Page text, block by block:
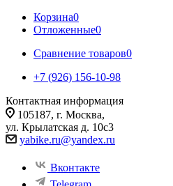
Корзина0
Отложенные0
Сравнение товаров0
+7 (926) 156-10-98
Контактная информация
105187, г. Москва,
ул. Крылатская д. 10с3
yabike.ru@yandex.ru
Вконтакте